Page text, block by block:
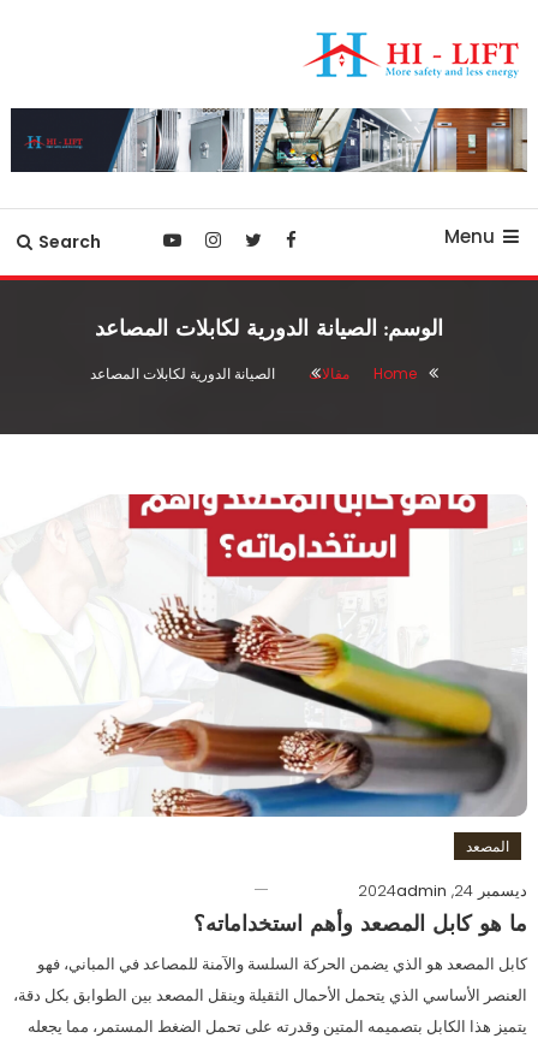
To
Content
hilift-egypt
Menu
Search
الوسم: الصيانة الدورية لكابلات المصاعد
Home مقالات الصيانة الدورية لكابلات المصاعد
المصعد
ديسمبر 24, 2024
admin
ما هو كابل المصعد وأهم استخداماته؟
كابل المصعد هو الذي يضمن الحركة السلسة والآمنة للمصاعد في المباني، فهو
العنصر الأساسي الذي يتحمل الأحمال الثقيلة وينقل المصعد بين الطوابق بكل دقة،
يتميز هذا الكابل بتصميمه المتين وقدرته على تحمل الضغط المستمر، مما يجعله